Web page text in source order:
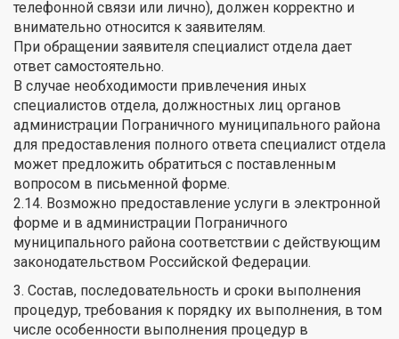
телефонной связи или лично), должен корректно и
внимательно относится к заявителям.
При обращении заявителя специалист отдела дает
ответ самостоятельно.
В случае необходимости привлечения иных
специалистов отдела, должностных лиц органов
администрации Пограничного муниципального района
для предоставления полного ответа специалист отдела
может предложить обратиться с поставленным
вопросом в письменной форме.
2.14. Возможно предоставление услуги в электронной
форме и в администрации Пограничного
муниципального района соответствии с действующим
законодательством Российской Федерации.
3. Состав, последовательность и сроки выполнения
процедур, требования к порядку их выполнения, в том
числе особенности выполнения процедур в